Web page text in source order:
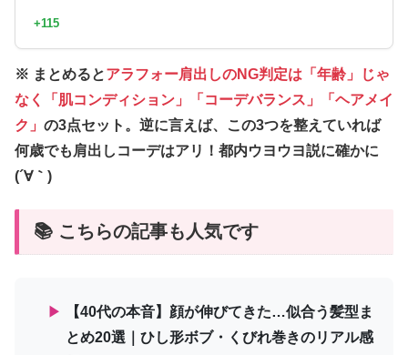
+115
※ まとめるとアラフォー肩出しのNG判定は「年齢」じゃ
なく「肌コンディション」「コーデバランス」「ヘアメイ
ク」 の3点セット。逆に言えば、この3つを整えていれば
何歳でも肩出しコーデはアリ！都内ウヨウヨ説に確かに
(´∀｀)
📚 こちらの記事も人気です
▶
【40代の本音】顔が伸びてきた…似合う髪型ま
とめ20選｜ひし形ボブ・くびれ巻きのリアル感